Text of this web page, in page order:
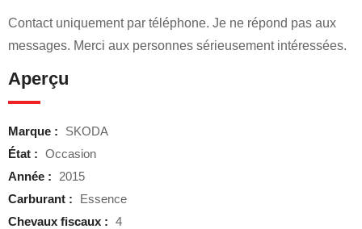
Contact uniquement par téléphone. Je ne répond pas aux
messages. Merci aux personnes sérieusement intéressées.
Aperçu
Marque :
SKODA
État : Occasion
Année :
2015
Carburant :
Essence
Chevaux fiscaux : 4